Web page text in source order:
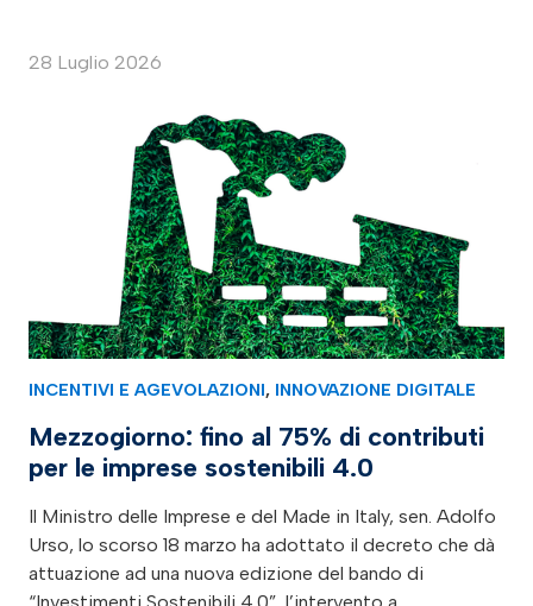
28 Luglio 2026
INCENTIVI E AGEVOLAZIONI, INNOVAZIONE DIGITALE
Mezzogiorno: fino al 75% di contributi
per le imprese sostenibili 4.0
Il Ministro delle Imprese e del Made in Italy, sen. Adolfo
Urso, lo scorso 18 marzo ha adottato il decreto che dà
attuazione ad una nuova edizione del bando di